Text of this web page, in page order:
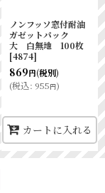
ノンフッソ窓付耐油
ガゼットパック
大 白無地 100枚
[4874]
869円(税別)
(税込: 955円)
カートに入れる